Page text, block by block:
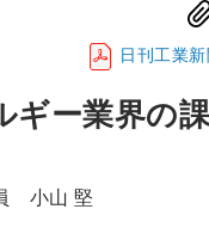
日刊工業
ギー業界の
小山 堅